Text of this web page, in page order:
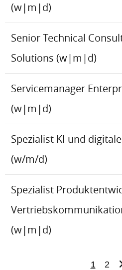
(w|m|d)
Senior Technical
Solutions (w|m|d)
Servicemanager
(w|m|d)
Spezialist KI und
(w/m/d)
Spezialist
(w|m|d)
1 2